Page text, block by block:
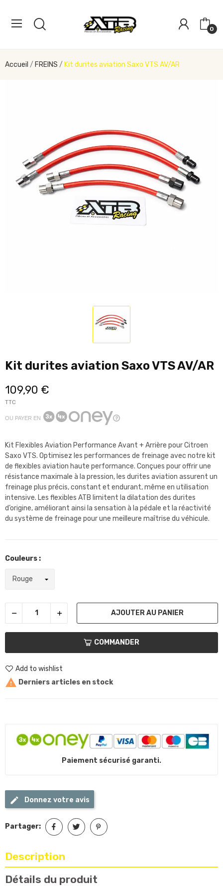
0
Accueil FREINS Kit durites aviation Saxo VTS AV/AR
Kit durites aviation Saxo VTS AV/AR
109,90 €
TTC
OU PAYER EN
Kit Flexibles Aviation Performance Avant + Arrière pour Citroen
Saxo VTS. Optimisez les performances de freinage avec notre kit
de flexibles aviation haute performance. Conçues pour offrir une
résistance maximale à la pression, les durites aviation assurent un
freinage plus précis, constant et endurant, même en utilisation
intensive. Les flexibles ATB limitent la dilatation des durites
d’origine, améliorant ainsi la sensation à la pédale et la réactivité
du système de freinage pour une meilleure maîtrise du véhicule.
Couleurs :
AJOUTER AU PANIER
COMMANDER
Add to wishlist
 Derniers articles en stock
Paiement sécurisé garanti.
Donnez votre avis
Partager:
Description
Détails du produit